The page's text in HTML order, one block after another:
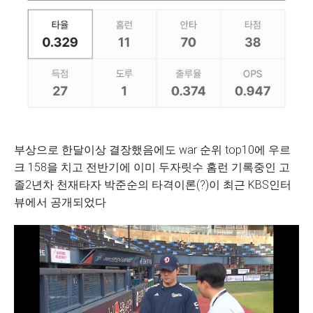
부상으로 한달이상 결장했음에도 war 순위 top10에 우르
크 158을 치고 전반기에 이미 두자릿수 홈런 기록중인 고
졸2년차 천재타자 박준순의 타격이론(?)이 최근 KBS인터
뷰에서 공개되었다